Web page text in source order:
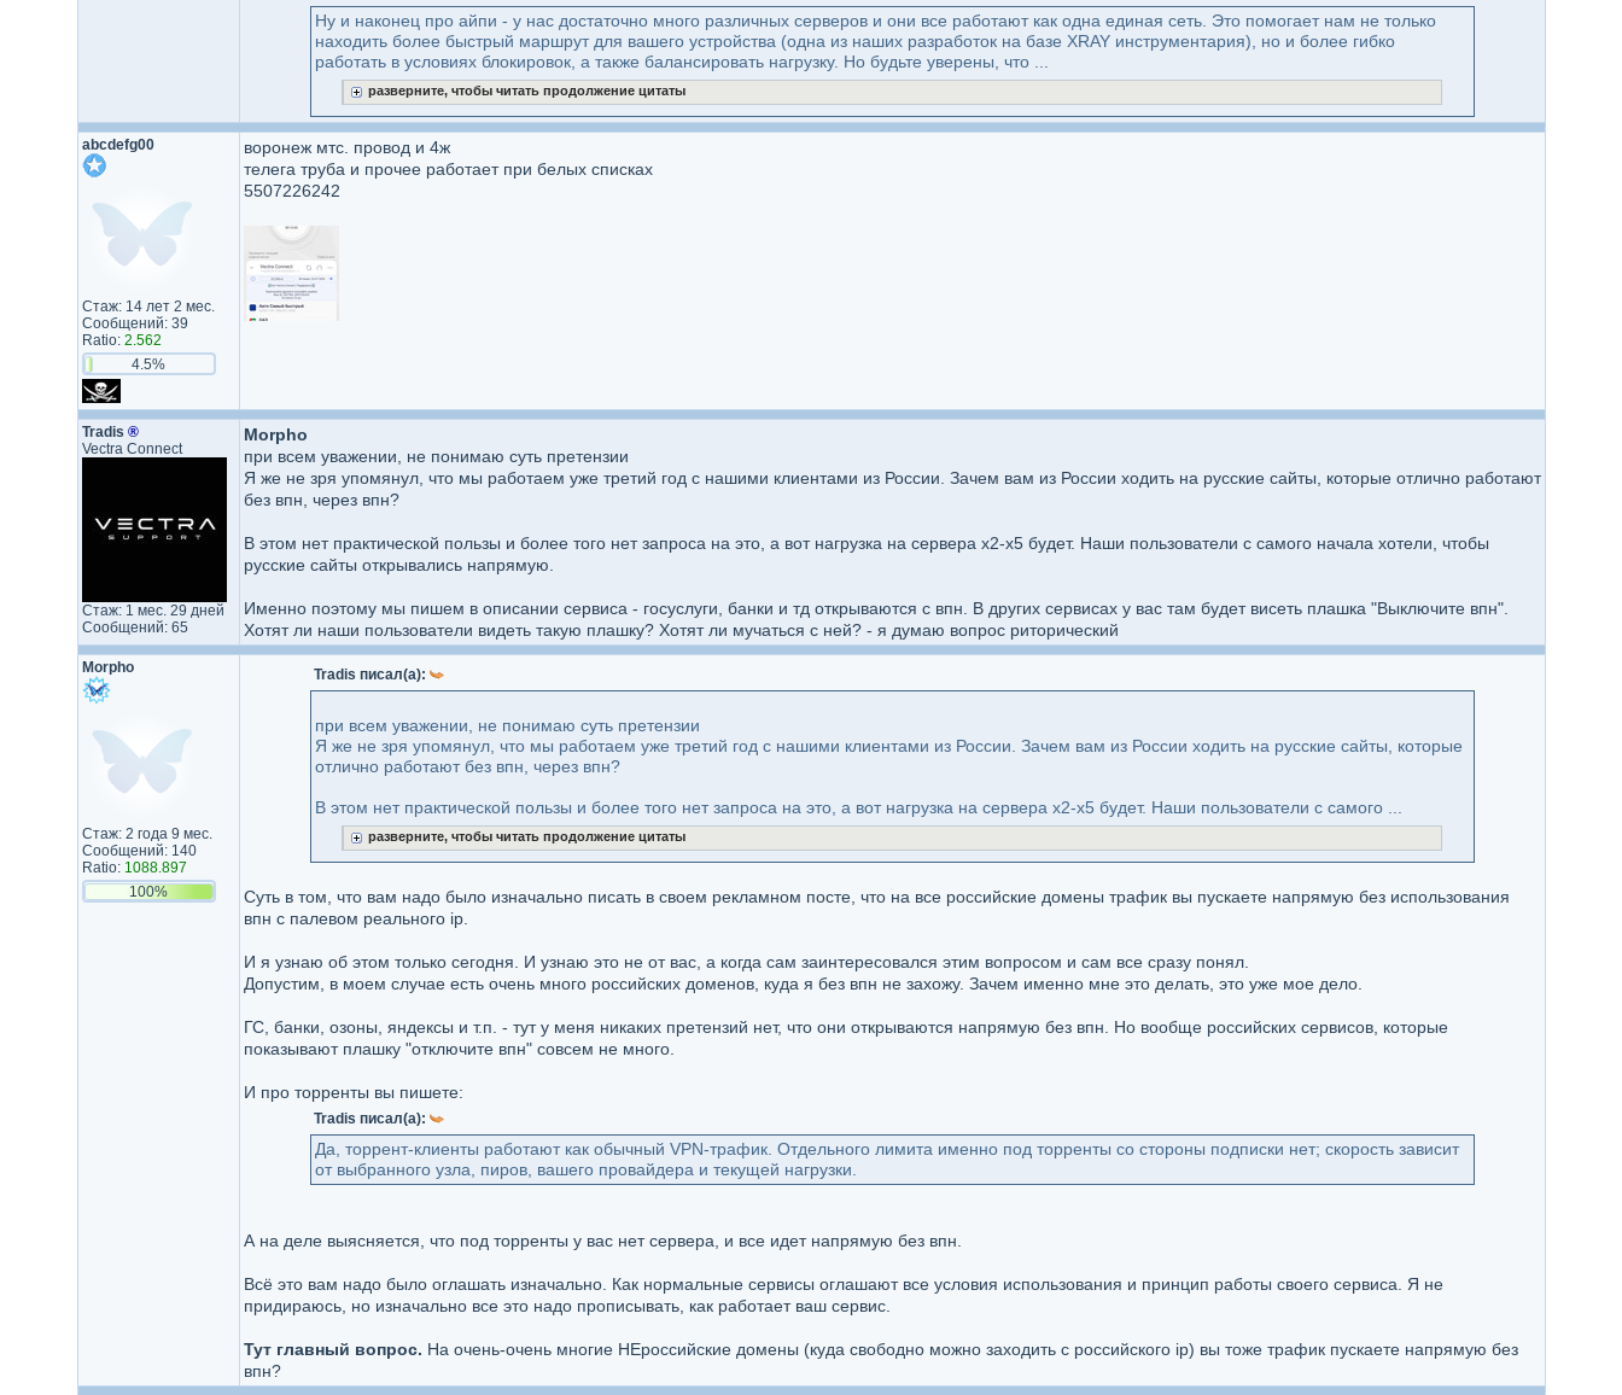
Ну и наконец про айпи - у нас достаточно много различных серверов и они все работают как одна единая сеть. Это помогает нам не только
находить более быстрый маршрут для вашего устройства (одна из наших разработок на базе XRAY инструментария), но и более гибко
работать в условиях блокировок, а также балансировать нагрузку. Но будьте уверены, что ...
разверните, чтобы читать продолжение цитаты
abcdefg00
Стаж: 14 лет 2 мес.
Сообщений: 39
Ratio: 2.562
4.5%
воронеж мтс. провод и 4ж
телега труба и прочее работает при белых списках
5507226242
Tradis ®
Vectra Connect
Стаж: 1 мес. 29 дней
Сообщений: 65
Morpho
при всем уважении, не понимаю суть претензии
Я же не зря упомянул, что мы работаем уже третий год с нашими клиентами из России. Зачем вам из России ходить на русские сайты, которые отлично работают
без впн, через впн?
В этом нет практической пользы и более того нет запроса на это, а вот нагрузка на сервера х2-х5 будет. Наши пользователи с самого начала хотели, чтобы
русские сайты открывались напрямую.
Именно поэтому мы пишем в описании сервиса - госуслуги, банки и тд открываются с впн. В других сервисах у вас там будет висеть плашка "Выключите впн".
Хотят ли наши пользователи видеть такую плашку? Хотят ли мучаться с ней? - я думаю вопрос риторический
Morpho
Стаж: 2 года 9 мес.
Сообщений: 140
Ratio: 1088.897
100%
Tradis писал(а):
при всем уважении, не понимаю суть претензии
Я же не зря упомянул, что мы работаем уже третий год с нашими клиентами из России. Зачем вам из России ходить на русские сайты, которые
отлично работают без впн, через впн?
В этом нет практической пользы и более того нет запроса на это, а вот нагрузка на сервера х2-х5 будет. Наши пользователи с самого ...
разверните, чтобы читать продолжение цитаты
Суть в том, что вам надо было изначально писать в своем рекламном посте, что на все российские домены трафик вы пускаете напрямую без использования
впн с палевом реального ip.
И я узнаю об этом только сегодня. И узнаю это не от вас, а когда сам заинтересовался этим вопросом и сам все сразу понял.
Допустим, в моем случае есть очень много российских доменов, куда я без впн не захожу. Зачем именно мне это делать, это уже мое дело.
ГС, банки, озоны, яндексы и т.п. - тут у меня никаких претензий нет, что они открываются напрямую без впн. Но вообще российских сервисов, которые
показывают плашку "отключите впн" совсем не много.
И про торренты вы пишете:
Tradis писал(а):
Да, торрент-клиенты работают как обычный VPN-трафик. Отдельного лимита именно под торренты со стороны подписки нет; скорость зависит
от выбранного узла, пиров, вашего провайдера и текущей нагрузки.
А на деле выясняется, что под торренты у вас нет сервера, и все идет напрямую без впн.
Всё это вам надо было оглашать изначально. Как нормальные сервисы оглашают все условия использования и принцип работы своего сервиса. Я не
придираюсь, но изначально все это надо прописывать, как работает ваш сервис.
Тут главный вопрос. На очень-очень многие НЕроссийские домены (куда свободно можно заходить с российского ip) вы тоже трафик пускаете напрямую без
впн?